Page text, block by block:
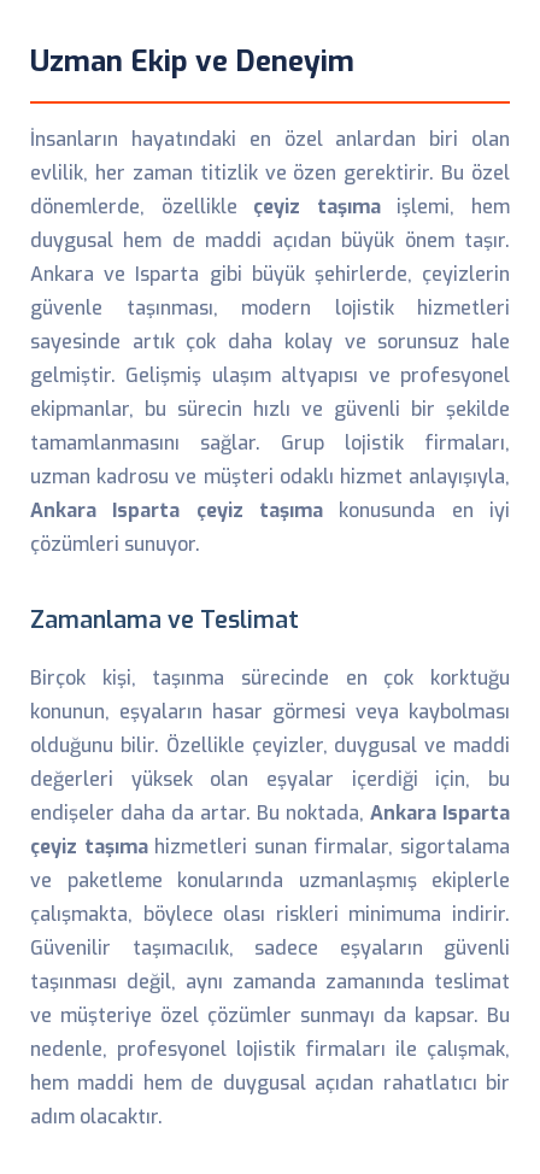
Uzman Ekip ve Deneyim
İnsanların hayatındaki en özel anlardan biri olan
evlilik, her zaman titizlik ve özen gerektirir. Bu özel
dönemlerde, özellikle çeyiz taşımaişlemi, hem
duygusal hem de maddi açıdan büyük önem taşır.
Ankara ve Isparta gibi büyük şehirlerde, çeyizlerin
güvenle taşınması, modern lojistik hizmetleri
sayesinde artık çok daha kolay ve sorunsuz hale
gelmiştir. Gelişmiş ulaşım altyapısı ve profesyonel
ekipmanlar, bu sürecin hızlı ve güvenli bir şekilde
tamamlanmasını sağlar. Grup lojistik firmaları,
uzman kadrosu ve müşteri odaklı hizmet anlayışıyla,
Ankara Isparta çeyiz taşıma konusunda en iyi
çözümleri sunuyor.
Zamanlama ve Teslimat
Birçok kişi, taşınma sürecinde en çok korktuğu
konunun, eşyaların hasar görmesi veya kaybolması
olduğunu bilir. Özellikle çeyizler, duygusal ve maddi
değerleri yüksek olan eşyalar içerdiği için, bu
endişeler daha da artar. Bu noktada, Ankara Isparta
çeyiz taşımahizmetleri sunan firmalar, sigortalama
ve paketleme konularında uzmanlaşmış ekiplerle
çalışmakta, böylece olası riskleri minimuma indirir.
Güvenilir taşımacılık, sadece eşyaların güvenli
taşınması değil, aynı zamanda zamanında teslimat
ve müşteriye özel çözümler sunmayı da kapsar. Bu
nedenle, profesyonel lojistik firmaları ile çalışmak,
hem maddi hem de duygusal açıdan rahatlatıcı bir
adım olacaktır.